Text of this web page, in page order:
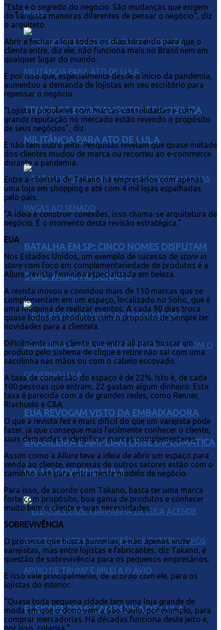
Brasil
TEMOR DE ESVAZIAMENTO: PT MOBILIZA
MILITÂNCIA PARA ATO DE LULA
BATALHA EM SP: CINCO NOMES DISPUTAM
DUAS VAGAS AO SENADO
EUA REVOGAM VISTO DA EMBAIXADORA
BRASILEIRA E AMPLIAM CRISE DIPLOMÁTICA
COM O GOVERNO LULA
ELEIÇÕES 2026: CAMPANHA DE LULA
“Este é o segredo do negócio. São mudanças que exigem
do varejista maneiras diferentes de pensar o negócio”, diz
o arquiteto.
Abrir e fechar a loja todos os dias torcendo para que o
cliente entre, diz ele, não funciona mais no Brasil nem em
qualquer lugar do mundo.
É por isso que, especialmente desde o início da pandemia,
aumentou a demanda de lojistas em seu escritório para
repensar o negócio.
“Lojistas populares com marcas consolidadas e com
grande reputação no mercado estão revendo o propósito
de seus negócios”, diz.
E não tem outro jeito. Pesquisas revelam que quase metade
dos clientes mudou de marca ou recorreu ao e-commerce
durante a pandemia.
Entre a clientela de Takano há empresários com apenas
uma loja em shopping e até com 4 mil lojas espalhadas
pelo país.
“A ideia é construir conexões, isso chama-se arquitetura de
negócio. É o momento desta revisão estratégica.”
EUA
Nos Estados Unidos, um exemplo de sucesso de store in
store com foco em complementariedade de produtos é a
Allure, revista feminina especializada em beleza.
A revista inovou e convidou mais de 150 marcas que se
complementam em um espaço, localizado no Soho, que é
uma máquina de realizar eventos. A cada 90 dias troca
quase todos os produtos com o propósito de sempre ter
novidades para a clientela.
Dificilmente uma cliente que entra ali para buscar um
produto pelo sistema de clique e retire não sai com uma
sacolinha nas mãos ou com o cabelo escovado.
A taxa de conversão do espaço é de 22%. Isto é, de cada
100 pessoas que entram, 22 gastam algum dinheiro. Esta
taxa é parecida com a de grandes redes, como Renner,
Riachuelo e C&A.
O que a revista fez é mais difícil do que um varejista pode
fazer, já que consegue mais facilmente conhecer o cliente,
suas demandas e identificar marcas complementares.
Assim como a Allure teve a ideia de abrir um espaço para
venda ao cliente, empresas de outros setores estão com o
caminho livre para entrar neste modelo de negócio.
Para isso, de acordo com Takano, basta ter uma marca
forte com propósito, boa gama de produtos e conhecer
muito bem o cliente e suas necessidades.
SOBREVIVÊNCIA
O processo que busca parcerias, e não apenas entre
varejistas, mas entre lojistas e fabricantes, diz Takano, é
questão de sobrevivência para os pequenos empresários.
E isso vale principalmente, de acordo com ele, para os
lojistas do interior.
“Quase toda pequena cidade tem uma loja grande de
moda em que o dono vem a São Paulo, por exemplo, para
comprar mercadorias. Há décadas funciona deste jeito e,
por isso, colapsa.”